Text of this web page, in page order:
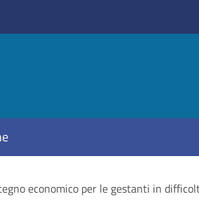
economico per le gestanti in